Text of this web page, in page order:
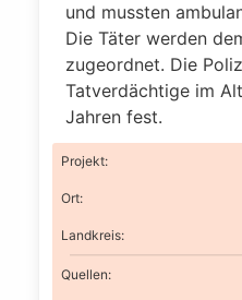
und mussten
Die Täter werden
zugeordnet. Die
Tatverdächtige im
Jahren fest.
Projekt:
Ort:
Landkreis:
Quellen: